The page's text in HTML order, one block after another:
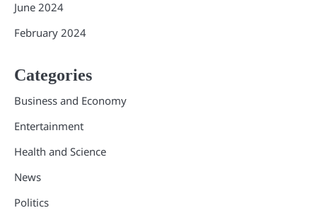
June 2024
February 2024
Categories
Business and Economy
Entertainment
Health and Science
News
Politics